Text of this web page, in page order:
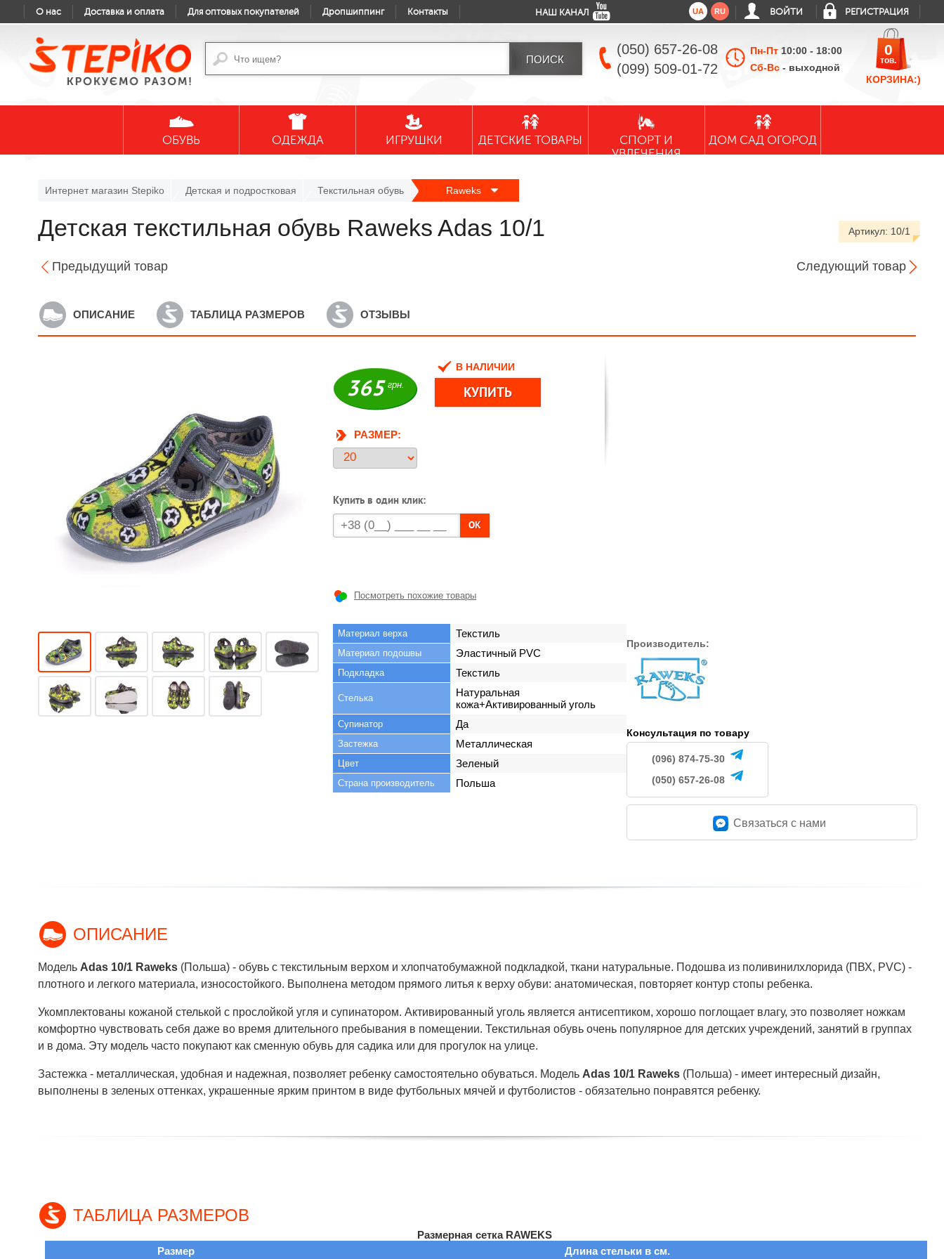
О нас Доставка и оплата Для оптовых покупателей Дропшиппинг Контакты НАШ КАНАЛ UA RU ВОЙТИ РЕГИСТРАЦИЯ
(050) 657-26-08
(099) 509-01-72
Пн-Пт 10:00 - 18:00
Сб-Вс - выходной
КОРЗИНА:)
0
тов.
ОБУВЬ ОДЕЖДА ИГРУШКИ ДЕТСКИЕ ТОВАРЫ
СПОРТ И
УВЛЕЧЕНИЯ
ДОМ САД ОГОРОД
Интернет магазин Stepiko Детская и подростковая Текстильная обувь Raweks
Детская текстильная обувь Raweks Adas 10/1 Артикул: 10/1
Предыдущий товар Следующий товар
ОПИСАНИЕ ТАБЛИЦА РАЗМЕРОВ ОТЗЫВЫ
365 грн.
В НАЛИЧИИ
РАЗМЕР:
Купить в один клик:
OK
Посмотреть похожие товары
Материал верха Текстиль
Материал подошвы Эластичный PVC
Подкладка Текстиль
Стелька
Натуральная
кожа+Активированный уголь
Супинатор Да
Застежка Металлическая
Цвет Зеленый
Страна производитель Польша
Производитель:
Консультация по товару
(096) 874-75-30
(050) 657-26-08
Связаться c нами
ОПИСАНИЕ
Модель Adas 10/1 Raweks (Польша) - обувь с текстильным верхом и хлопчатобумажной подкладкой, ткани натуральные. Подошва из поливинилхлорида (ПВХ, PVC) -
плотного и легкого материала, износостойкого. Выполнена методом прямого литья к верху обуви: анатомическая, повторяет контур стопы ребенка.
Укомплектованы кожаной стелькой с прослойкой угля и супинатором. Активированный уголь является антисептиком, хорошо поглощает влагу, это позволяет ножкам
комфортно чувствовать себя даже во время длительного пребывания в помещении. Текстильная обувь очень популярное для детских учреждений, занятий в группах
и в дома. Эту модель часто покупают как сменную обувь для садика или для прогулок на улице.
Застежка - металлическая, удобная и надежная, позволяет ребенку самостоятельно обуваться. Модель Adas 10/1 Raweks (Польша) - имеет интересный дизайн,
выполнены в зеленых оттенках, украшенные ярким принтом в виде футбольных мячей и футболистов - обязательно понравятся ребенку.
ТАБЛИЦА РАЗМЕРОВ
Размерная сетка RAWEKS
Размер
Длина стельки в см.